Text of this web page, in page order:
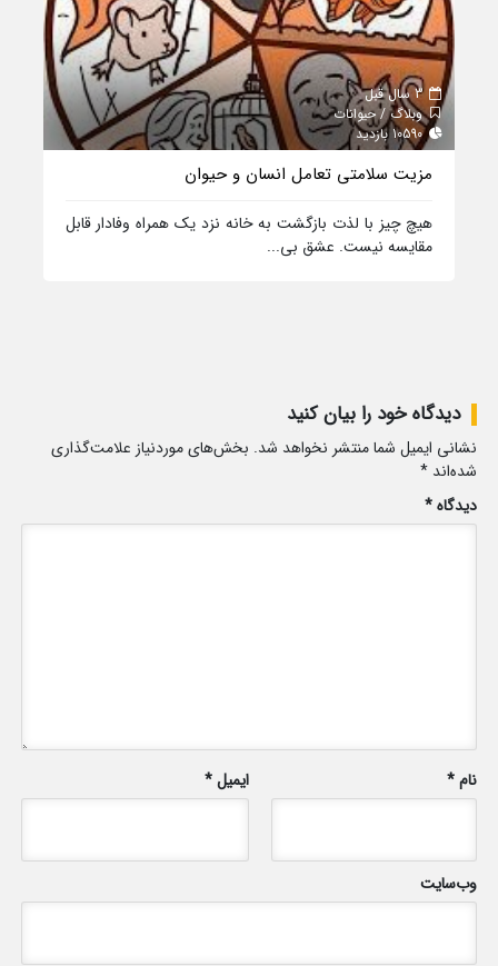
3 سال قبل
وبلاگ / حیوانات
10590 بازدید
مزیت سلامتی تعامل انسان و حیوان
هیچ چیز با لذت بازگشت به خانه نزد یک همراه وفادار قابل
مقایسه نیست. عشق بی...
دیدگاه خود را بیان کنید
نشانی ایمیل شما منتشر نخواهد شد. بخش‌های موردنیاز علامت‌گذاری
شده‌اند*
دیدگاه*
نام* ایمیل*
وب‌سایت